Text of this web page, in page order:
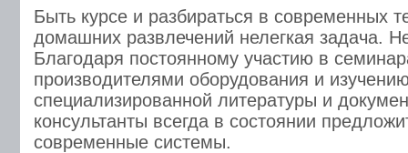
Быть курсе и разбираться в современных
домашних развлечений нелегкая задача.
Благодаря постоянному участию в
производителями оборудования и
специализированной литературы и
консультанты всегда в состоянии
современные системы.